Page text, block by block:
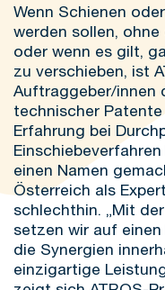
Wenn Schienen
werden sollen,
oder wenn es gilt,
zu verschieben, ist
Auftraggeber/innen
technischer
Erfahrung bei
einen Namen
Österreich als
schlechthin. „Mit
setzen wir auf
die Synergien
einzigartige